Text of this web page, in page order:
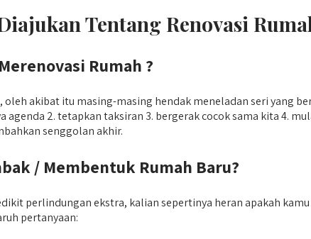
Tentang Renovasi
Rumah ?
akibat itu masing-masing hendak meneladan seri yang
agenda 2. tetapkan taksiran 3. bergerak cocok sama kita 4.
senggolan akhir.
/ Membentuk Rumah Baru?
perlindungan ekstra, kalian sepertinya heran apakah
pertanyaan: